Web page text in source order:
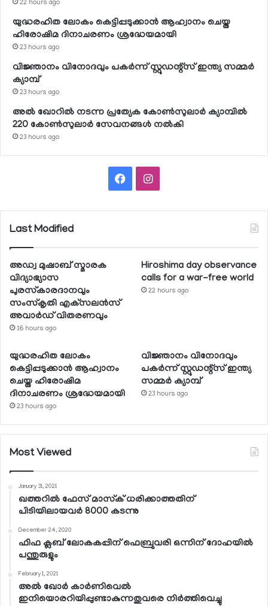
22 hours ago
യുദ്ധരഹിത ലോകം കെട്ടിപ്പടുക്കാന്‍ ആഹ്വാനം ചെയ്ത
ഹിരോഷിമ ദിനാചരണം ശ്രദ്ധേയമായി
23 hours ago
വിജ്ഞാനം വിനോദവും പകര്‍ന്ന് സ്റ്റുഡന്റ്‌സ് ഇന്ത്യ സമ്മര്‍
ക്യാമ്പ്
23 hours ago
അല്‍ ഖോറില്‍ നടന്ന പ്രത്യേക കോണ്‍സുലാര്‍ ക്യാമ്പില്‍
220 കോണ്‍സുലാര്‍ സേവനങ്ങള്‍ നല്‍കി
23 hours ago
FacebookInstagram
Last Modified
അഡ്വ മുഷാബ് സ്മാരക
വിദ്യാഭ്യാസ
പുരസ്‌കാരദാനവും
സംസ്‌കൃതി എക്‌സലന്‍സ്
അവാര്‍ഡ് വിതരണവും
16 hours ago
Hiroshima day observance
calls for a war-free world
22 hours ago
യുദ്ധരഹിത ലോകം
കെട്ടിപ്പടുക്കാന്‍ ആഹ്വാനം
ചെയ്ത ഹിരോഷിമ
ദിനാചരണം ശ്രദ്ധേയമായി
23 hours ago
വിജ്ഞാനം വിനോദവും
പകര്‍ന്ന് സ്റ്റുഡന്റ്‌സ് ഇന്ത്യ
സമ്മര്‍ ക്യാമ്പ്
23 hours ago
Most Viewed
January 31, 2021
ഖത്തറില്‍ ഫേസ് മാസ്‌ക് ധരിക്കാത്തതിന്
പിടിയിലായവര്‍ 8000 കടന്നു
December 24, 2020
ഫിഫ ക്ലബ് ലോകകപ്പിന് ഫെബ്രുവരി ഒന്നിന് ദോഹയില്‍
പന്തുരുളും
February 1, 2021
അല്‍ ഖോര്‍ കാര്‍ണിവെല്‍
ഇനിയൊരറിയിപ്പുണ്ടാകുന്നതുവരെ നിര്‍ത്തിവെച്ചു